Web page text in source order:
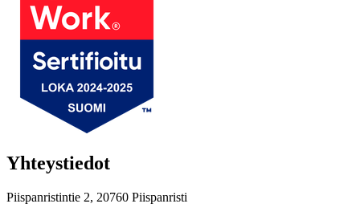
Yhteystiedot
Piispanristintie 2, 20760 Piispanristi